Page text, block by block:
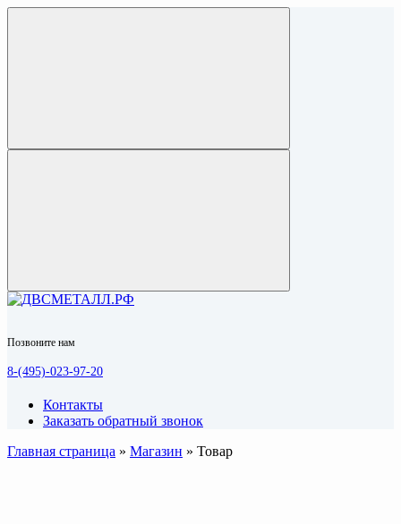
Позвоните нам
8-(495)-023-97-20
Контакты
Заказать обратный звонок
Главная страница » Магазин » Товар